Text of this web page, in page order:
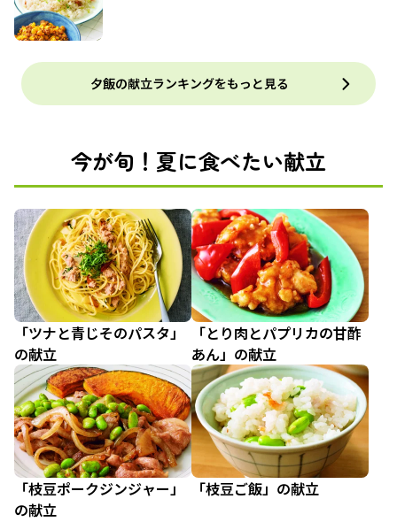
夕飯の献立ランキングをもっと見る
今が旬！夏に食べたい献立
「ツナと青じそのパスタ」
の献立
「とり肉とパプリカの甘酢
あん」の献立
「枝豆ポークジンジャー」
の献立
「枝豆ご飯」の献立